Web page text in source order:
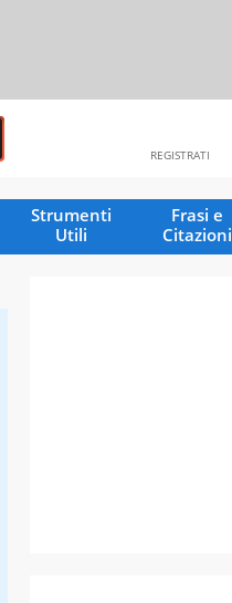
REGISTRATI
Strumenti
Utili
Frasi e
Citazioni